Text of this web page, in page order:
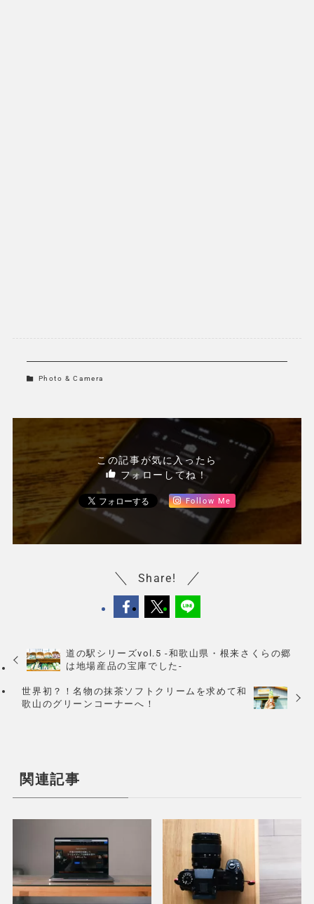
Photo & Camera
この記事が気に入ったら
フォローしてね！
Follow Me
Share!
道の駅シリーズvol.5 -和歌山県・根来さくらの郷
は地場産品の宝庫でした-
世界初？！名物の抹茶ソフトクリームを求めて和
歌山のグリーンコーナーへ！
関連記事